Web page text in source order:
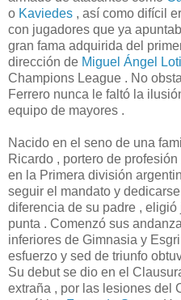
o Kaviedes , así como difícil
con jugadores que ya
gran fama adquirida del
dirección de Miguel Ángel
Champions League . No
Ferrero nunca le faltó la
equipo de mayores .
Nacido en el seno de una
Ricardo , portero de
en la Primera división
seguir el mandato y
diferencia de su padre ,
punta . Comenzó sus
inferiores de Gimnasia y
esfuerzo y sed de triunfo
Su debut se dio en el
extraña , por las lesiones del